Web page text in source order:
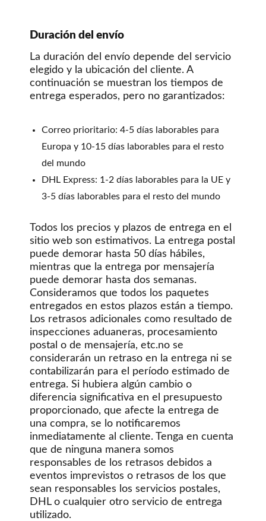
Duración del envío
La duración del envío depende del servicio
elegido y la ubicación del cliente. A
continuación se muestran los tiempos de
entrega esperados, pero no garantizados:
Correo prioritario: 4-5 días laborables para
Europa y 10-15 días laborables para el resto
del mundo
DHL Express: 1-2 días laborables para la UE y
3-5 días laborables para el resto del mundo
Todos los precios y plazos de entrega en el
sitio web son estimativos. La entrega postal
puede demorar hasta 50 días hábiles,
mientras que la entrega por mensajería
puede demorar hasta dos semanas.
Consideramos que todos los paquetes
entregados en estos plazos están a tiempo.
Los retrasos adicionales como resultado de
inspecciones aduaneras, procesamiento
postal o de mensajería, etc.no se
considerarán un retraso en la entrega ni se
contabilizarán para el período estimado de
entrega. Si hubiera algún cambio o
diferencia significativa en el presupuesto
proporcionado, que afecte la entrega de
una compra, se lo notificaremos
inmediatamente al cliente. Tenga en cuenta
que de ninguna manera somos
responsables de los retrasos debidos a
eventos imprevistos o retrasos de los que
sean responsables los servicios postales,
DHL o cualquier otro servicio de entrega
utilizado.